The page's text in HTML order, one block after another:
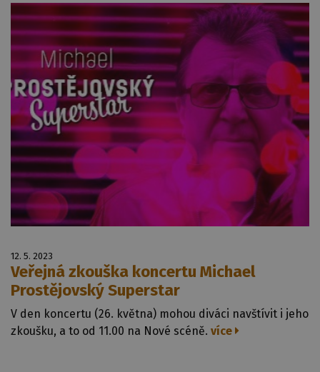
12. 5. 2023
Veřejná zkouška koncertu Michael
Prostějovský Superstar
V den koncertu (26. května) mohou diváci navštívit i jeho
zkoušku, a to od 11.00 na Nové scéně. více